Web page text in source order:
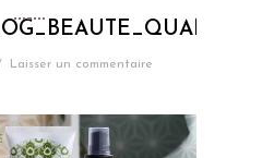
Laisser un commentaire